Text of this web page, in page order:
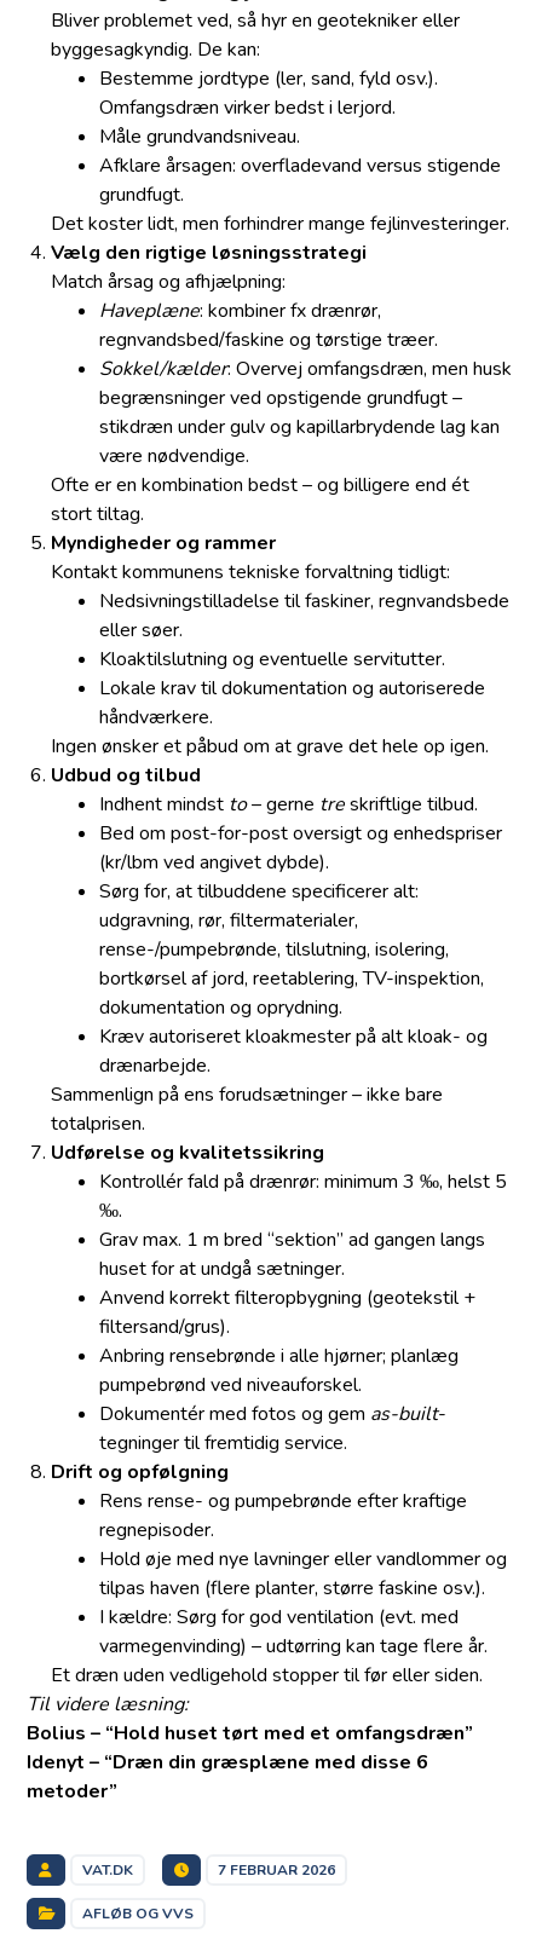
Bliver problemet ved, så hyr en geotekniker eller
byggesagkyndig. De kan:
Bestemme jordtype (ler, sand, fyld osv.).
Omfangsdræn virker bedst i lerjord.
Måle grundvandsniveau.
Afklare årsagen: overfladevand versus stigende
grundfugt.
Det koster lidt, men forhindrer mange fejlinvesteringer.
Vælg den rigtige løsningsstrategi
Match årsag og afhjælpning:
Haveplæne: kombiner fx drænrør,
regnvandsbed/faskine og tørstige træer.
Sokkel/kælder: Overvej omfangsdræn, men husk
begrænsninger ved opstigende grundfugt –
stikdræn under gulv og kapillarbrydende lag kan
være nødvendige.
Ofte er en kombination bedst – og billigere end ét
stort tiltag.
Myndigheder og rammer
Kontakt kommunens tekniske forvaltning tidligt:
Nedsivningstilladelse til faskiner, regnvandsbede
eller søer.
Kloaktilslutning og eventuelle servitutter.
Lokale krav til dokumentation og autoriserede
håndværkere.
Ingen ønsker et påbud om at grave det hele op igen.
Udbud og tilbud
Indhent mindst to– gerne treskriftlige tilbud.
Bed om post-for-post oversigt og enhedspriser
(kr/lbm ved angivet dybde).
Sørg for, at tilbuddene specificerer alt:
udgravning, rør, filtermaterialer,
rense-/pumpebrønde, tilslutning, isolering,
bortkørsel af jord, reetablering, TV-inspektion,
dokumentation og oprydning.
Kræv autoriseret kloakmester på alt kloak- og
drænarbejde.
Sammenlign på ens forudsætninger – ikke bare
totalprisen.
Udførelse og kvalitetssikring
Kontrollér fald på drænrør: minimum 3 ‰, helst 5
‰.
Grav max. 1 m bred “sektion” ad gangen langs
huset for at undgå sætninger.
Anvend korrekt filteropbygning (geotekstil +
filtersand/grus).
Anbring rensebrønde i alle hjørner; planlæg
pumpebrønd ved niveauforskel.
Dokumentér med fotos og gem as-built-
tegninger til fremtidig service.
Drift og opfølgning
Rens rense- og pumpebrønde efter kraftige
regn­episoder.
Hold øje med nye lavninger eller vandlommer og
tilpas haven (flere planter, større faskine osv.).
I kældre: Sørg for god ventilation (evt. med
varmegenvinding) – udtørring kan tage flere år.
Et dræn uden vedligehold stopper til før eller siden.
Til videre læsning:
Bolius – “Hold huset tørt med et omfangsdræn”
Idenyt – “Dræn din græsplæne med disse 6
metoder”
VAT.DK 7 FEBRUAR 2026
AFLØB OG VVS